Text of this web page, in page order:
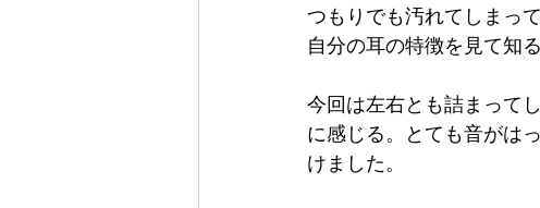
つもりでも汚れてしまっ
自分の耳の特徴を見て知
今回は左右とも詰まって
に感じる。とても音がは
けました。